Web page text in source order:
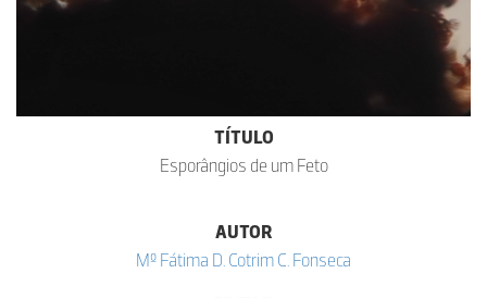
TÍTULO
Esporângios de um Feto
AUTOR
Mº Fátima D. Cotrim C. Fonseca